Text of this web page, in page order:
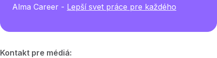
Alma Career - Lepší svet práce pre každého
Kontakt pre médiá: